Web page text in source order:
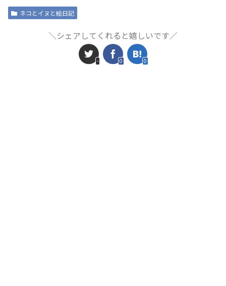
ネコとイヌと絵日記
＼シェアしてくれると嬉しいです／
- 0 0